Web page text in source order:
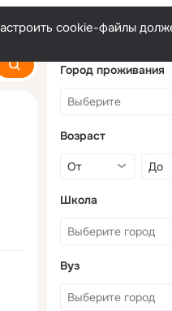
cookie-файлы
Город проживания
Возраст
Школа
Вуз